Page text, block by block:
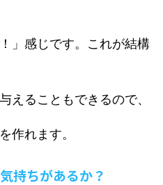
」感じです。これが結構
えることもできるので、
作れます。
持ちがあるか？